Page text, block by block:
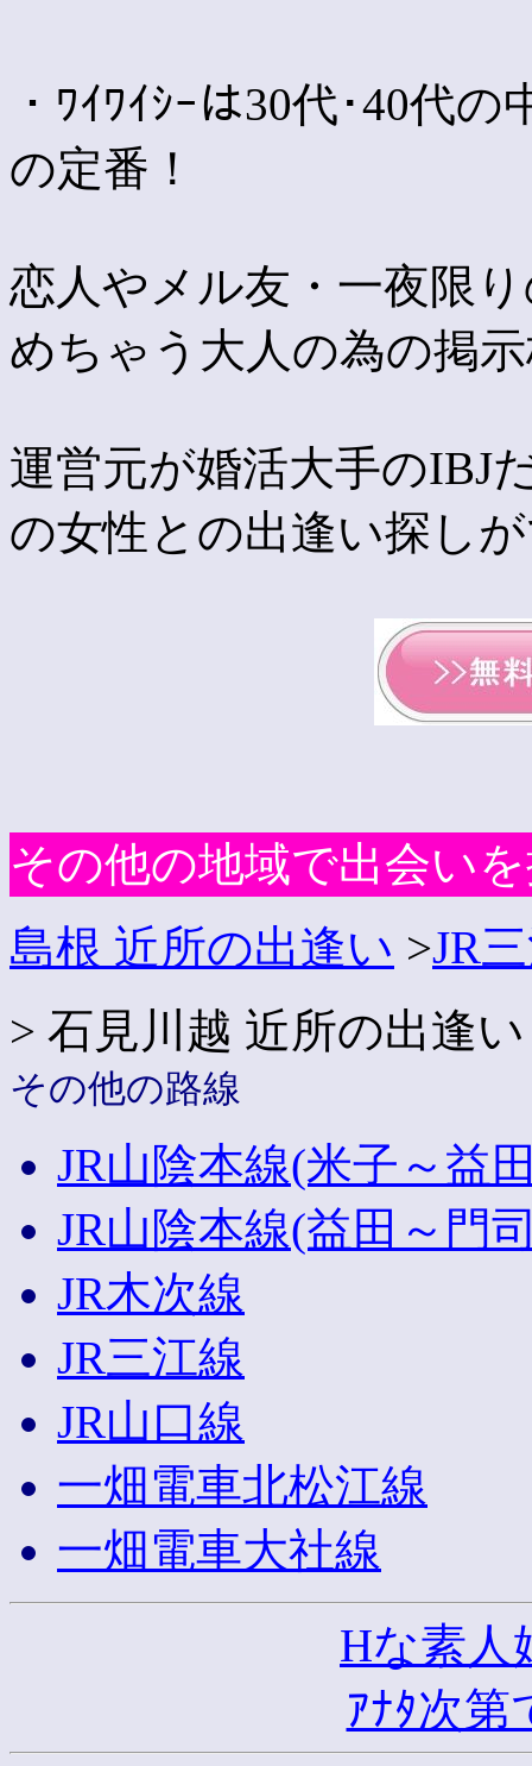
・ﾜｲﾜｲｼｰは30代･40代
の定番！
恋人やメル友・一夜限
めちゃう大人の為の掲
運営元が婚活大手のIBJ
の女性との出逢い探し
その他の地域で出会い
島根 近所の出逢い >JR
> 石見川越 近所の出逢い
その他の路線
JR山陰本線(米子～益
JR山陰本線(益田～門
JR木次線
JR三江線
JR山口線
一畑電車北松江線
一畑電車大社線
Hな素人
ｱﾅﾀ次第